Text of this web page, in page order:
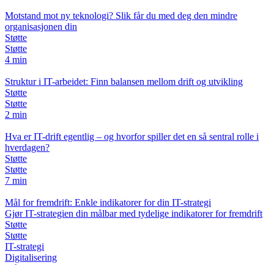
Motstand mot ny teknologi? Slik får du med deg den mindre
organisasjonen din
Støtte
Støtte
4 min
Struktur i IT-arbeidet: Finn balansen mellom drift og utvikling
Støtte
Støtte
2 min
Hva er IT-drift egentlig – og hvorfor spiller det en så sentral rolle i
hverdagen?
Støtte
Støtte
7 min
Mål for fremdrift: Enkle indikatorer for din IT-strategi
Gjør IT-strategien din målbar med tydelige indikatorer for fremdrift
Støtte
Støtte
IT-strategi
Digitalisering